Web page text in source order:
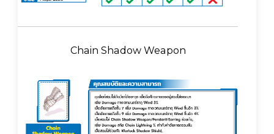
Chain Shadow Weapon